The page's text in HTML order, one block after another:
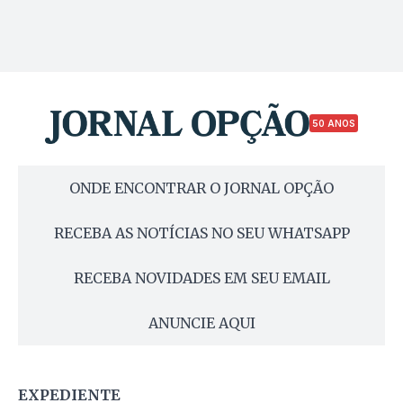
50 ANOS
ONDE ENCONTRAR O JORNAL OPÇÃO
RECEBA AS NOTÍCIAS NO SEU WHATSAPP
RECEBA NOVIDADES EM SEU EMAIL
ANUNCIE AQUI
EXPEDIENTE